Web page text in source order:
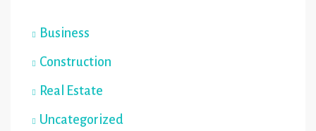
Business
Construction
Real Estate
Uncategorized